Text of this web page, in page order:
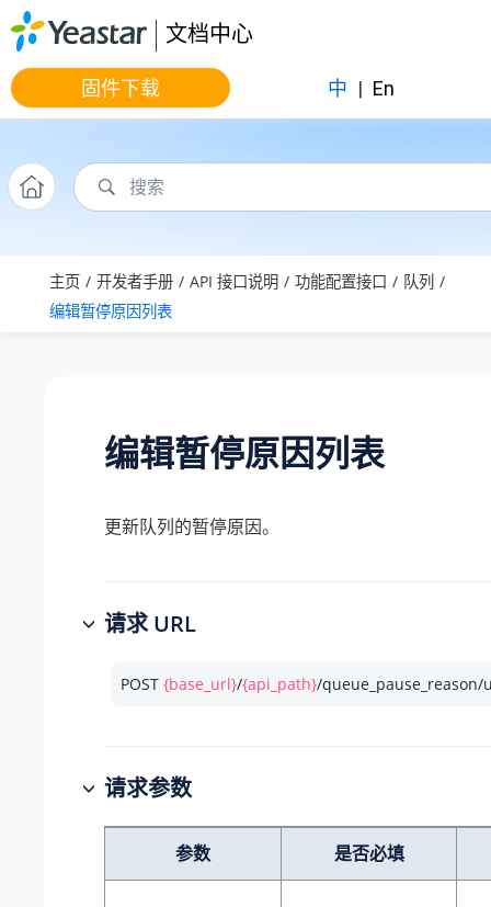
跳转到主要内容
文档中心
固件下载 中 | En
主页 开发者手册 API 接口说明 功能配置接口
队列
编辑暂停原因列表
编辑暂停原因列表
更新队列的暂停原因。
请求 URL
POST {base_url}/{api_path}/queue_pause_reason/
请求参数
参数 是否必填